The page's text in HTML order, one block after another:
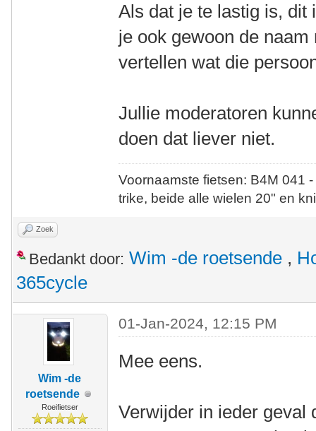
Als dat je te lastig is, dit
je ook gewoon de
vertellen wat die
Jullie moderatoren
doen dat liever niet.
Voornaamste fietsen: B4M
trike, beide alle wielen 20" en
Zoek
Bedankt door: Wim -de roetsende ,
365cycle
Wim -de
roetsende
Roeifietser
01-Jan-2024, 12:15 PM
Mee eens.
Verwijder in ieder geval